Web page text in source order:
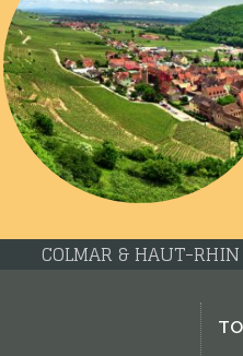
REIMS & MARNE